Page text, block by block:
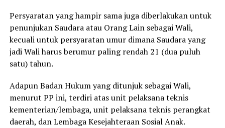
Persyaratan yang hampir sama juga diberlakukan untuk
penunjukan Saudara atau Orang Lain sebagai Wali,
kecuali untuk persyaratan umur dimana Saudara yang
jadi Wali harus berumur paling rendah 21 (dua puluh
satu) tahun.
Adapun Badan Hukum yang ditunjuk sebagai Wali,
menurut PP ini, terdiri atas unit pelaksana teknis
kementerian/lembaga, unit pelaksana teknis perangkat
daerah, dan Lembaga Kesejahteraan Sosial Anak.